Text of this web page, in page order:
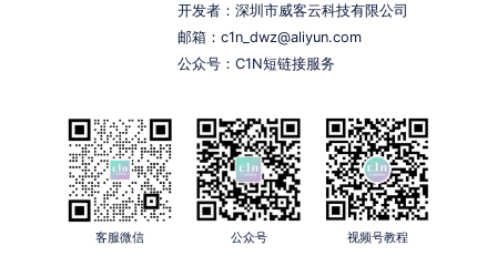
开发者：深圳市威客云科技有限公司
邮箱：c1n_dwz@aliyun.com
公众号：C1N短链接服务
客服微信 公众号 视频号教程